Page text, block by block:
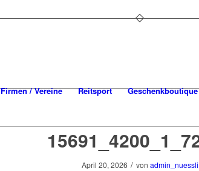
Firmen / Vereine Reitsport Geschenkboutique
April 20, 2026 / von admin_nuessli